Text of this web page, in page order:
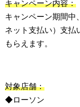
キャンペーン内容：
キャンペーン期間中
ネット支払い）支払
もらえます。
対象店舗：
◆ローソン